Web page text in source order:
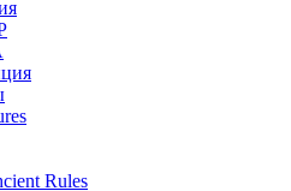
Rules